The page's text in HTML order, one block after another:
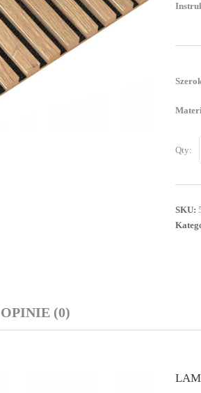
Qty:
SKU:
OPINIE (0)